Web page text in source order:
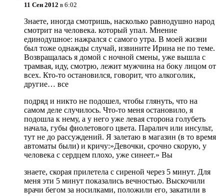
11 Сен 2012 в 6:02
Знаете, иногда смотришь, насколько равнодушно народ
смотрит на человека. который упал. Мнение
единодушное: нажрался с самого утра. В моей жизни
был тоже однажды случай, извините Ирина не по теме.
Возвращалась я домой с ночной смены, уже вышла с
трамвая, иду, смотрю, лежит мужчина на боку лицом от
всех. Кто-то остановился, говорит, что алкоголик,
другие… все
подряд и никто не подошел, чтобы глянуть, что на
самом деле случилось. Что-то меня остановило, я
подошла к нему, а у него уже левая сторона голубеть
начала, губы фиолетового цвета. Паралич или инсульт,
тут не до рассуждений. Я залетаю в магазин (в то время
автоматы были) и кричу:»Девочки, срочно скорую, у
человека с сердцем плохо, уже синеет.» Вы
знаете, скорая прилетела с сиреной через 5 минут. Для
меня эти 5 минут показались вечностью. Выскочили
врачи бегом за носилками, положили его, закатили в